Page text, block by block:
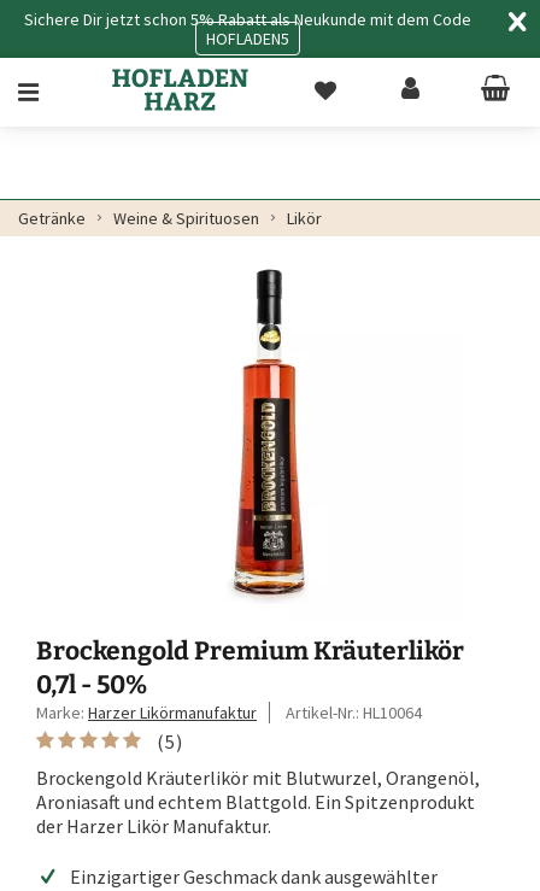
Sichere Dir jetzt schon 5% Rabatt als Neukunde mit dem Code
HOFLADEN5
Getränke Weine & Spirituosen Likör
Brockengold Premium Kräuterlikör
0,7l - 50%
Marke: Harzer Likörmanufaktur Artikel-Nr.: HL10064
(5)
Brockengold Kräuterlikör mit Blutwurzel, Orangenöl,
Aroniasaft und echtem Blattgold. Ein Spitzenprodukt
der Harzer Likör Manufaktur.
Einzigartiger Geschmack dank ausgewählter